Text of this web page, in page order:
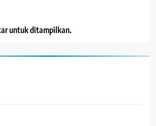
untuk ditampilkan.